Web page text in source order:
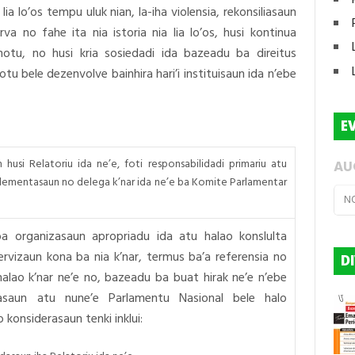
lo’os tempu uluk nian, la-iha violensia, rekonsiliasaun
no fahe ita nia istoria nia lia lo’os, husi kontinua
no husi kria sosiedadi ida bazeadu ba direitus
bele dezenvolve bainhira hari’i instituisaun ida n’ebe
husi Relatoriu ida ne’e, foti responsabilidadi primariu atu
no delega k’nar ida ne’e ba Komite Parlamentar
organizasaun apropriadu ida atu halao konslulta
kona ba nia k’nar, termus ba’a referensia no
k’nar ne’e no, bazeadu ba buat hirak ne’e n’ebe
atu nune’e Parlamentu Nasional bele halo
konsiderasaun tenki inklui: